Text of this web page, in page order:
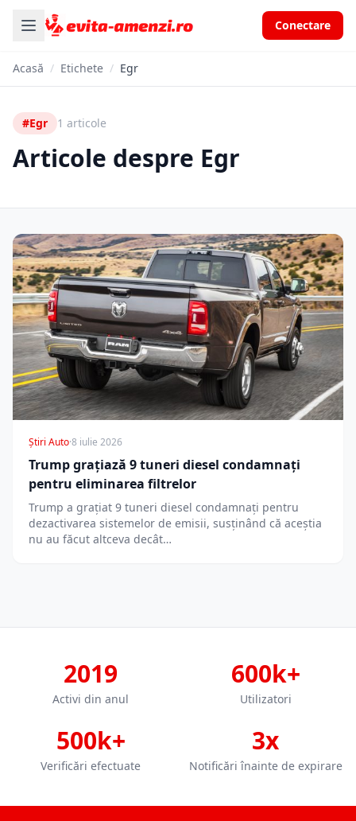
Conectare
Acasă / Etichete / Egr
#Egr 1 articole
Articole despre Egr
Știri Auto·8 iulie 2026
Trump grațiază 9 tuneri diesel condamnați
pentru eliminarea filtrelor
Trump a grațiat 9 tuneri diesel condamnați pentru
dezactivarea sistemelor de emisii, susținând că aceștia
nu au făcut altceva decât…
2019
Activi din anul
600k+
Utilizatori
500k+
Verificări efectuate
3x
Notificări înainte de expirare